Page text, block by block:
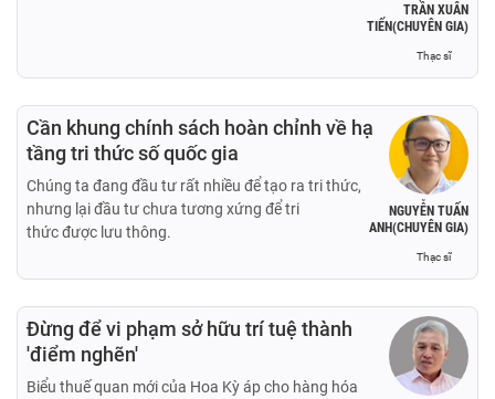
TRẦN XUÂN
TIẾN(CHUYÊN GIA)
Thạc sĩ
NGUYỄN TUẤN
ANH(CHUYÊN GIA)
Thạc sĩ
Cần khung chính sách hoàn chỉnh về hạ
tầng tri thức số quốc gia
Chúng ta đang đầu tư rất nhiều để tạo ra tri thức,
nhưng lại đầu tư chưa tương xứng để tri
thức được lưu thông.
Đừng để vi phạm sở hữu trí tuệ thành
'điểm nghẽn'
Biểu thuế quan mới của Hoa Kỳ áp cho hàng hóa